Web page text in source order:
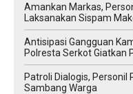
Amankan Markas,
Laksanakan Sispam
Antisipasi Gangguan
Polresta Serkot Giatkan
Patroli Dialogis,
Sambang Warga